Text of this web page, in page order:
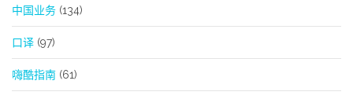
中国业务 (134)
口译 (97)
嗨酷指南 (61)